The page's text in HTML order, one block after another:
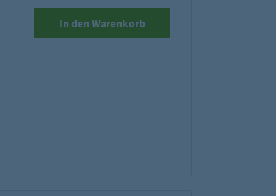
In den Warenkorb